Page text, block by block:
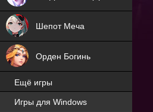
Шепот Меча
Орден Богинь
Ещё игры
Игры для Windows